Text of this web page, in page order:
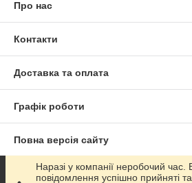
Про нас
Контакти
Доставка та оплата
Графік роботи
Повна версія сайту
Сайт створено на маркетплейсі
Наразі у компанії неробочий
повідомлення успішно прийняті